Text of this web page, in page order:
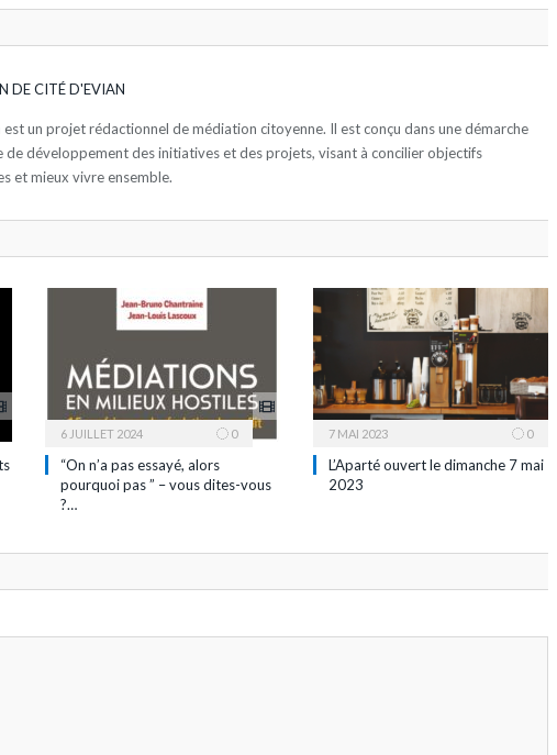
DE CITÉ D'EVIAN
est un projet rédactionnel de médiation citoyenne. Il est conçu dans une démarche
développement des initiatives et des projets, visant à concilier objectifs
et mieux vivre ensemble.
6 JUILLET 2024 0
“On n’a pas essayé, alors
pourquoi pas ” – vous dites-vous
?…
7 MAI 2023 0
L’Aparté ouvert le dimanche 7 mai
2023